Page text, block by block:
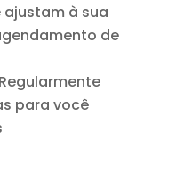
à sua
de
para você